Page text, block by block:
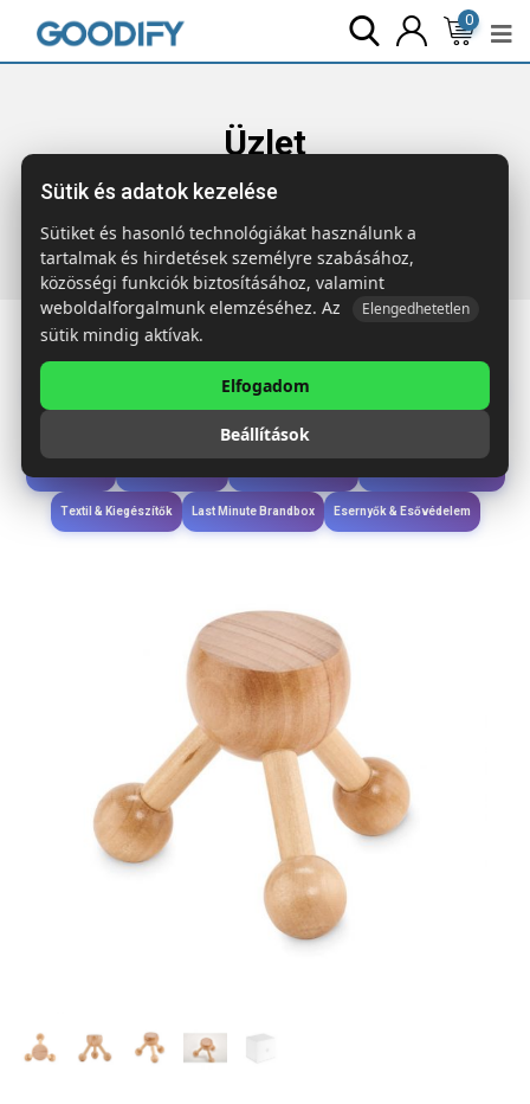
0
Üzlet
Főoldal Termékek Wellness & Ápolás
masszírozó fából
Étkezés & Ivás
Wellness & Ápolás
Textil & Kiegészítők Last Minute Brandbox Esernyők & Esővédelem
Sütik és adatok kezelése
Sütiket és hasonló technológiákat használunk a
tartalmak és hirdetések személyre szabásához,
közösségi funkciók biztosításához, valamint
weboldalforgalmunk elemzéséhez. Az
Elengedhetetlen
sütik mindig aktívak.
Elfogadom
Beállítások